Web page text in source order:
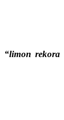
“limon rekora